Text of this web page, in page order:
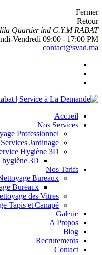
Fermer
Retour
Quartier ind C.Y.M RABAT
Vendredi 09:00 - 17:00 PM
contact@svad.ma
Accueil
Nos Services
Professionnel
Services Jardinage
Hygiène 3D
hygiène 3D
Nos Tarifs
Bureaux
Bureaux
des Vitres
Tapis et Canapé
Galerie
A Propos
Blog
Recrutements
Contact